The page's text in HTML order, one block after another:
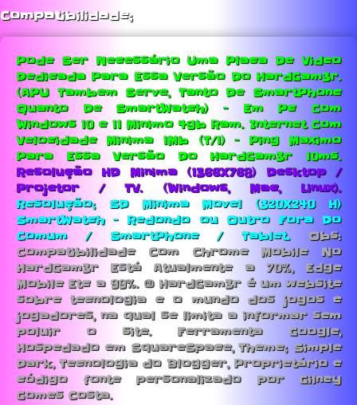
Compatibilidade;
Pode Ser Necessário Uma Placa De Video
Dedicada Para Essa Versão Do HardGam3r.
(APU Tambem Serve, Tanto De SmartPhone
Quanto De SmartWatch) - Em Pc Com
Windows 10 e 11 Minimo 4gb Ram. Internet Com
Velocidade Minima 1Mb (T/1) - Ping Maximo
Para Essa Versão Do HardGam3r 10ms.
Resolução HD Minima (1366X768) Desktop /
Projetor / TV. (Windows, Mac, Linux).
Resolução; SD Minima Movel (320X240 H)
SmartWatch - Redondo ou Outro Fora Do
Comum / SmartPhone / Tablet.Obs:
Compatibilidade Com Chrome Mobile No
HardGam3r Está Atualmente a 70%, Edge
Mobile Etc a 99%. © HardGam3r é um website
sobre tecnologia e o mundo dos jogos e
jogadores, na qual se limita a informar sem
poluir o site. Ferramenta Google,
Hospedado em SquareSpace, Theme; Simple
Dark, Tecnologia do Blogger, Proprietário e
código fonte personalizado por Gilney
Gomes Costa.